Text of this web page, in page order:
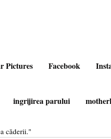
Pictures Facebook
ingrijirea parului
căderii."